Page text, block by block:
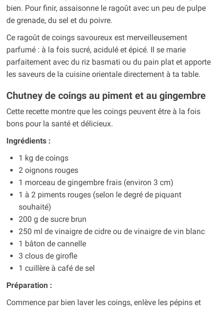
bien. Pour finir, assaisonne le ragoût avec un peu de pulpe
de grenade, du sel et du poivre.
Ce ragoût de coings savoureux est merveilleusement
parfumé : à la fois sucré, acidulé et épicé. Il se marie
parfaitement avec du riz basmati ou du pain plat et apporte
les saveurs de la cuisine orientale directement à ta table.
Chutney de coings au piment et au gingembre
Cette recette montre que les coings peuvent être à la fois
bons pour la santé et délicieux.
Ingrédients :
1 kg de coings
2 oignons rouges
1 morceau de gingembre frais (environ 3 cm)
1 à 2 piments rouges (selon le degré de piquant
souhaité)
200 g de sucre brun
250 ml de vinaigre de cidre ou de vinaigre de vin blanc
1 bâton de cannelle
3 clous de girofle
1 cuillère à café de sel
Préparation :
Commence par bien laver les coings, enlève les pépins et